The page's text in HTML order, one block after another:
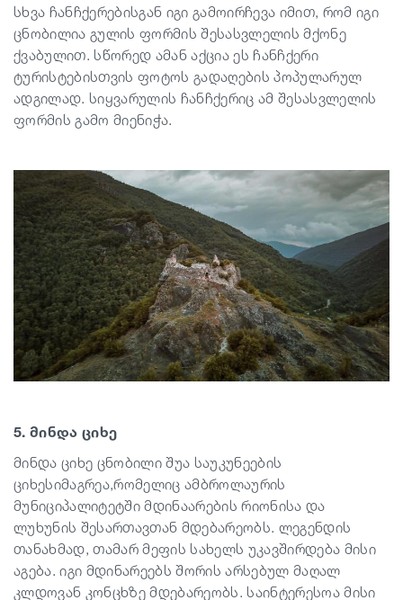
სხვა ჩანჩქერებისგან იგი გამოირჩევა იმით, რომ იგი
ცნობილია გულის ფორმის შესასვლელის მქონე
ქვაბულით. სწორედ ამან აქცია ეს ჩანჩქერი
ტურისტებისთვის ფოტოს გადაღების პოპულარულ
ადგილად. სიყვარულის ჩანჩქერიც ამ შესასვლელის
ფორმის გამო მიენიჭა.
5. მინდა ციხე
მინდა ციხე ცნობილი შუა საუკუნეების
ციხესიმაგრეა,რომელიც ამბროლაურის
მუნიციპალიტეტში მდინაარების რიონისა და
ლუხუნის შესართავთან მდებარეობს. ლეგენდის
თანახმად, თამარ მეფის სახელს უკავშირდება მისი
აგება. იგი მდინარეებს შორის არსებულ მაღალ
კლდოვან კონცხზე მდებარეობს. საინტერესოა მისი